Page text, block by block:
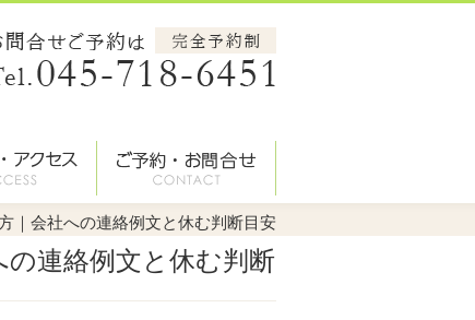
｜会社への連絡例文と休む判断目安
連絡例文と休む判断